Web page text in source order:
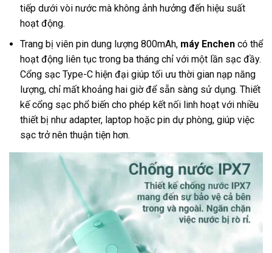
tiếp dưới vòi nước mà không ảnh hưởng đến hiệu suất
hoạt động.
Trang bị viên pin dung lượng 800mAh, máy Enchen có thể
hoạt động liên tục trong ba tháng chỉ với một lần sạc đầy.
Cổng sạc Type-C hiện đại giúp tối ưu thời gian nạp năng
lượng, chỉ mất khoảng hai giờ để sẵn sàng sử dụng. Thiết
kế cổng sạc phổ biến cho phép kết nối linh hoạt với nhiều
thiết bị như adapter, laptop hoặc pin dự phòng, giúp việc
sạc trở nên thuận tiện hơn.